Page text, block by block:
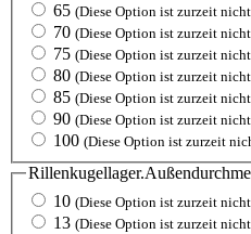
65 (Diese Option ist zurzeit
70 (Diese Option ist zurzeit
75 (Diese Option ist zurzeit
80 (Diese Option ist zurzeit
85 (Diese Option ist zurzeit
90 (Diese Option ist zurzeit
100 (Diese Option ist zurzeit
10 (Diese Option ist zurzeit
13 (Diese Option ist zurzeit